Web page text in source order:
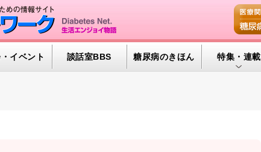
イベント 談話室BBS 糖尿病のきほん 特集・連載